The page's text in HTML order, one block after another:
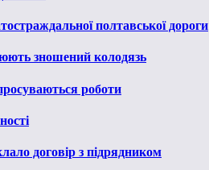
полтавської дороги
зношений колодязь
роботи
договір з підрядником